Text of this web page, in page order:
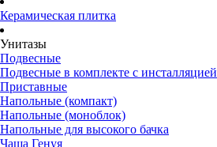
Керамическая плитка
Унитазы
Подвесные
Подвесные в комплекте с инсталляцией
Приставные
Напольные (компакт)
Напольные (моноблок)
Напольные для высокого бачка
Чаша Генуя